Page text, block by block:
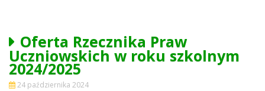
Oferta Rzecznika Praw
Uczniowskich w roku szkolnym
2024/2025
24 października 2024